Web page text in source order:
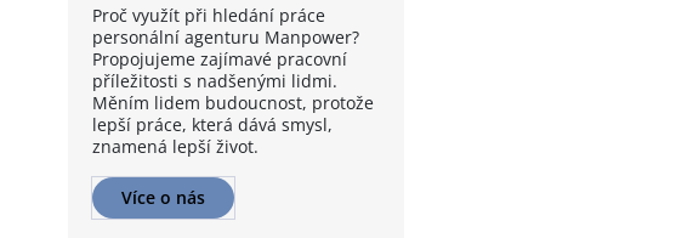
Proč využít při hledání práce
personální agenturu Manpower?
Propojujeme zajímavé pracovní
příležitosti s nadšenými lidmi.
Měním lidem budoucnost, protože
lepší práce, která dává smysl,
znamená lepší život.
Více o nás